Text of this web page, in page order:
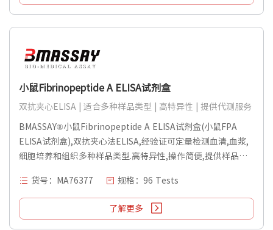
小鼠Fibrinopeptide A ELISA试剂盒
双抗夹心ELISA | 适合多种样品类型 | 高特异性 | 提供代测服务
BMASSAY®小鼠Fibrinopeptide A ELISA试剂盒(小鼠FPA
ELISA试剂盒),双抗夹心法ELISA,经验证可定量检测血清,血浆,
细胞培养和组织多种样品类型.高特异性,操作简便,提供样品代
货号：MA76377
规格：96 Tests
了解更多